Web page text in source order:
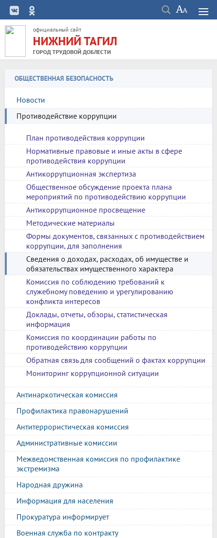
официальный сайт
НИЖНИЙ ТАГИЛ
ГОРОД ТРУДОВОЙ ДОБЛЕСТИ
ОБЩЕСТВЕННАЯ БЕЗОПАСНОСТЬ
Новости
Противодействие коррупции
План противодействия коррупции
Нормативные правовые и иные акты в сфере
противодействия коррупции
Антикоррупционная экспертиза
Общественное обсуждение проекта плана
мероприятий по противодействию коррупции
Антикоррупционное просвещение
Методические материалы
Формы документов, связанных с противодействием
коррупции, для заполнения
Сведения о доходах, расходах, об имуществе и
обязательствах имущественного характера
Комиссия по соблюдению требований к
служебному поведению и урегулированию
конфликта интересов
Доклады, отчеты, обзоры, статистическая
информация
Комиссия по координации работы по
противодействию коррупции
Обратная связь для сообщений о фактах коррупции
Мониторинг коррупционной ситуации
Антинаркотическая комиссия
Профилактика правонарушений
Антитеррористическая комиссия
Административные комиссии
Межведомственная комиссия по профилактике
экстремизма
Народная дружина
Информация для населения
Прокуратура информирует
Военная служба по контракту